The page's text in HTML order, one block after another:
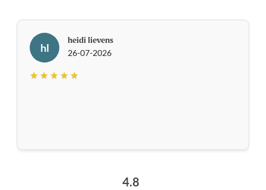
hl
heidi lievens
26-07-2026
★ ★ ★ ★ ★
4.8